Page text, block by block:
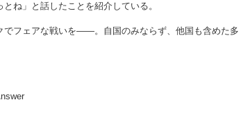
ね」と話したことを紹介している。
フェアな戦いを――。自国のみならず、他国も含めた多